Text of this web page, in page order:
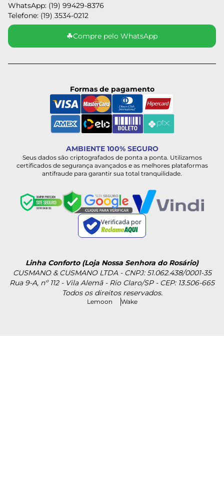
WhatsApp: (19) 99429-8376
Telefone: (19) 3534-0212
☘Compre pelo WhatsApp
Formas de pagamento
AMBIENTE 100% SEGURO
Seus dados são criptografados de ponta a ponta. Utilizamos
certificados de segurança avançados e as melhores plataformas
antifraude para garantir sua total tranquilidade.
Verificada por
Linha Conforto (Loja Nossa Senhora do Rosário)
CUSMANO & CUSMANO LTDA - CNPJ: 51.062.438/0001-35
Rua 9-A, nº 112 - Vila Alemã - Rio Claro/SP - CEP: 13.506-665
Todos os direitos reservados.
Lemoon Wake